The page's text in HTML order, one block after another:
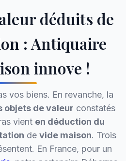
déduits de
: Antiquaire
innove !
vos biens. En revanche, la
objets de valeur constatés
vient en déduction du
de vide maison. Trois
En France, pour un